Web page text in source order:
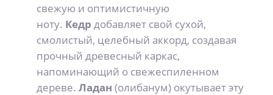
свежую и оптимистичную
ноту. Кедр добавляет свой сухой,
смолистый, целебный аккорд, создавая
прочный древесный каркас,
напоминающий о свежеспиленном
дереве. Ладан (олибанум) окутывает эту